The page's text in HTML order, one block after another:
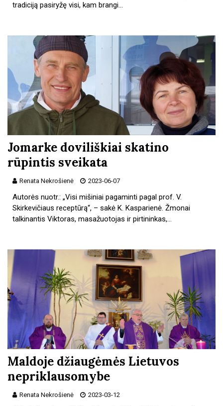
tradiciją pasiryžę visi, kam brangi…
Jomarke doviliškiai skatino
rūpintis sveikata
Renata Nekrošienė 2023-06-07
Autorės nuotr.: „Visi mišiniai pagaminti pagal prof. V.
Skirkevičiaus receptūrą“, – sakė K. Kasparienė. Žmonai
talkinantis Viktoras, masažuotojas ir pirtininkas,…
Maldoje džiaugėmės Lietuvos
nepriklausomybe
Renata Nekrošienė 2023-03-12